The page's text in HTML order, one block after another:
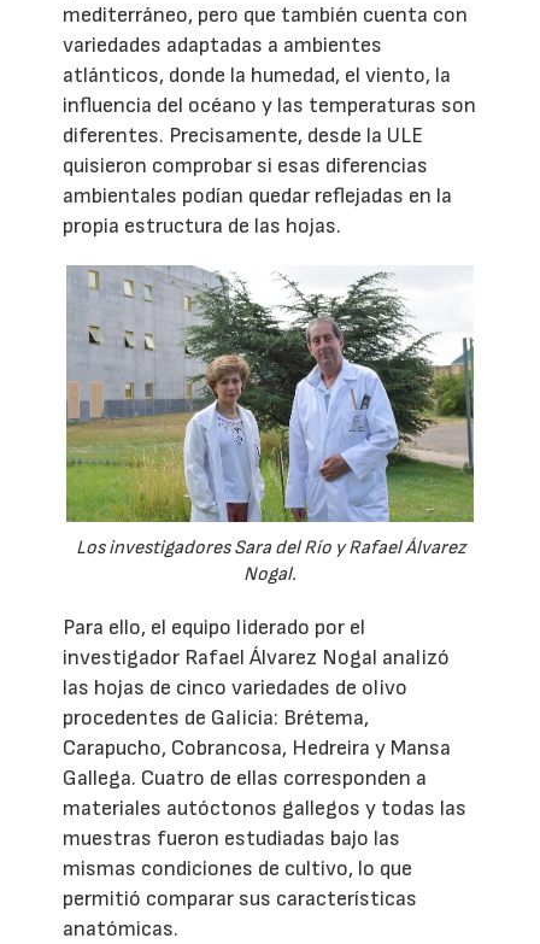
mediterráneo, pero que también cuenta con
variedades adaptadas a ambientes
atlánticos, donde la humedad, el viento, la
influencia del océano y las temperaturas son
diferentes. Precisamente, desde la ULE
quisieron comprobar si esas diferencias
ambientales podían quedar reflejadas en la
propia estructura de las hojas.
Los investigadores Sara del Río y Rafael Álvarez
Nogal.
Para ello, el equipo liderado por el
investigador Rafael Álvarez Nogal analizó
las hojas de cinco variedades de olivo
procedentes de Galicia: Brétema,
Carapucho, Cobrancosa, Hedreira y Mansa
Gallega. Cuatro de ellas corresponden a
materiales autóctonos gallegos y todas las
muestras fueron estudiadas bajo las
mismas condiciones de cultivo, lo que
permitió comparar sus características
anatómicas.